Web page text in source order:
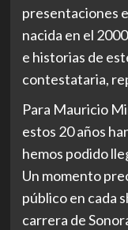
presentaciones
nacida en el
e historias de
contestataria,
Para Mauricio
estos 20 años
hemos podido
Un momento
público en cada
carrera de